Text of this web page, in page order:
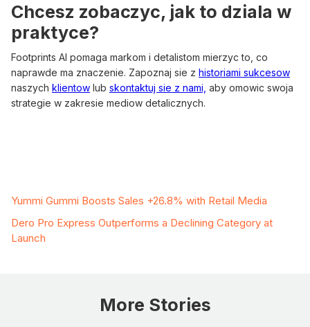
Chcesz zobaczyc, jak to dziala w
praktyce?
Footprints AI pomaga markom i detalistom mierzyc to, co
naprawde ma znaczenie. Zapoznaj sie z historiami sukcesow
naszych klientow lub skontaktuj sie z nami, aby omowic swoja
strategie w zakresie mediow detalicznych.
Yummi Gummi Boosts Sales +26.8% with Retail Media
Dero Pro Express Outperforms a Declining Category at
Launch
More Stories